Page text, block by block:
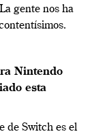
gente nos ha
Nintendo
esta
de Switch es el